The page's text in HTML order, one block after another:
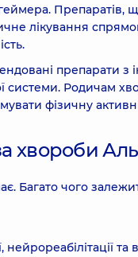
Препаратів,
лікування
препарати з
Родичам
фізичну
хвороби
Багато чого
нейрореабілітації